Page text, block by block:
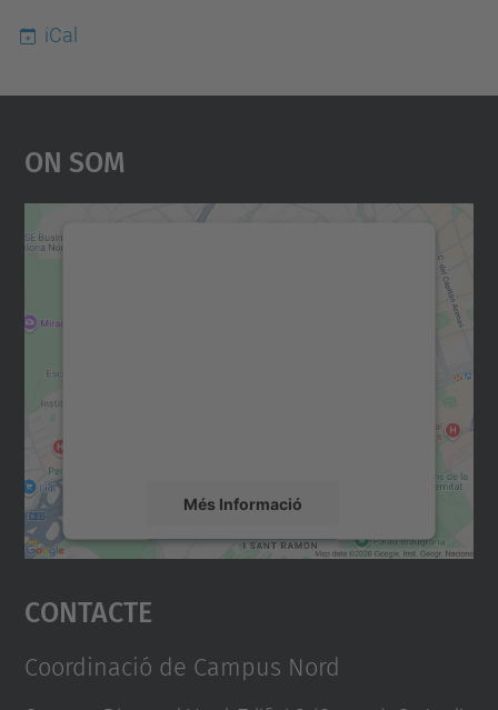
iCal
On Som
Més Informació
Accepta
powered by
Contacte
Coordinació de Campus Nord